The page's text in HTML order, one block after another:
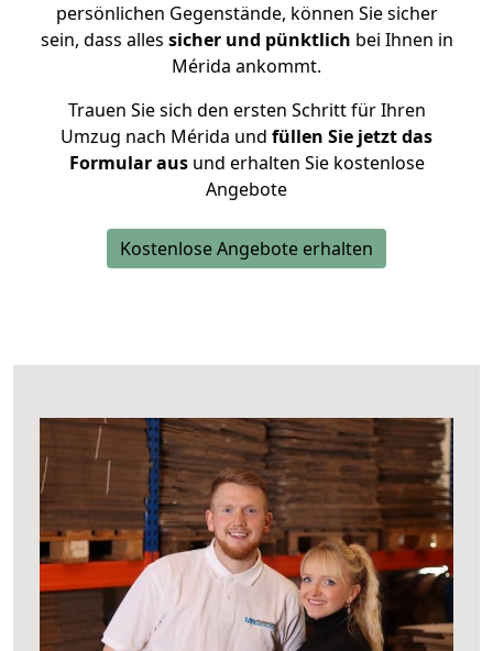
persönlichen Gegenstände, können Sie sicher
sein, dass alles sicher und pünktlich bei Ihnen in
Mérida ankommt.
Trauen Sie sich den ersten Schritt für Ihren
Umzug nach Mérida und füllen Sie jetzt das
Formular ausund erhalten Sie kostenlose
Angebote
Kostenlose Angebote erhalten